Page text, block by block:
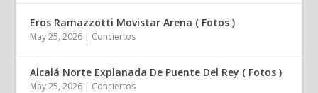
Eros Ramazzotti Movistar Arena ( Fotos )
May 25, 2026 | Conciertos
Alcalá Norte Explanada De Puente Del Rey ( Fotos )
May 25, 2026 | Conciertos